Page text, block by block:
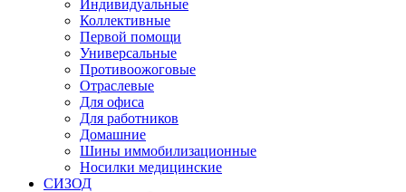
Индивидуальные
Коллективные
Первой помощи
Универсальные
Противоожоговые
Отраслевые
Для офиса
Для работников
Домашние
Шины иммобилизационные
Носилки медицинские
СИЗОД